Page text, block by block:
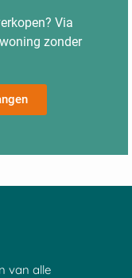
Via
zonder
van alle